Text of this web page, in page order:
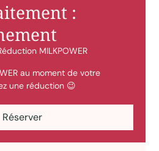
:
MILKPOWER
au moment de votre
une réduction 😉
Réserver